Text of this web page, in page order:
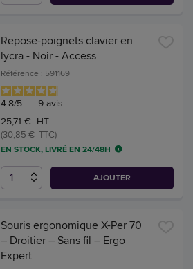
Repose-poignets clavier en
lycra - Noir - Access
Référence : 591169
4.8/5 - 9 avis
25,71 € HT
(30,85 € TTC)
EN STOCK, LIVRÉ EN 24/48H
AJOUTER
Souris ergonomique X-Per 70
– Droitier – Sans fil – Ergo
Expert